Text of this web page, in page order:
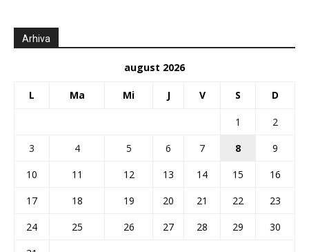
Arhiva
august 2026
L Ma Mi J V S D
1
2
3
4 5 6 7 8
9
10
11 12 13 14 15
16
17
18 19 20 21 22
23
24
25 26 27 28 29
30